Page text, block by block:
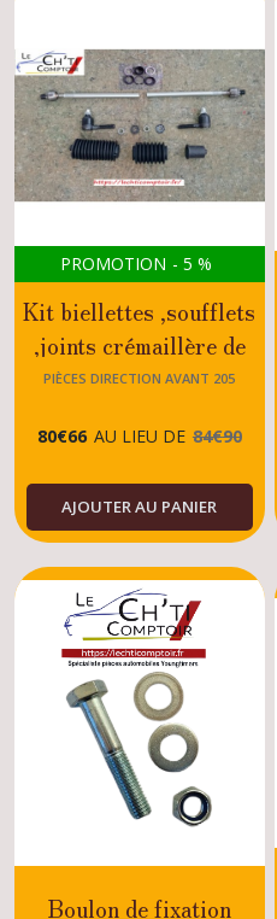
PROMOTION - 5 %
Kit biellettes ,soufflets
,joints crémaillère de
direction assistée
GTI16-TURBO
DIESEL-DIESEL-
ESSENCE
PIÈCES DIRECTION AVANT 205
80€66 AU LIEU DE 84€90
AJOUTER AU PANIER
Boulon de fixation